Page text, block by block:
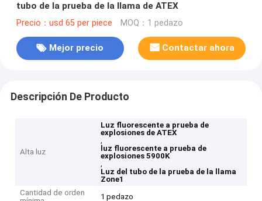
tubo de la prueba de la llama de ATEX
Precio：usd 65 per piece MOQ：1 pedazo
Mejor precio Contactar ahora
Descripción De Producto
Alta luz
Luz fluorescente a prueba de
explosiones de ATEX
,
luz fluorescente a prueba de
explosiones 5900K
,
Luz del tubo de la prueba de la llama
Zone1
Cantidad de orden
1 pedazo